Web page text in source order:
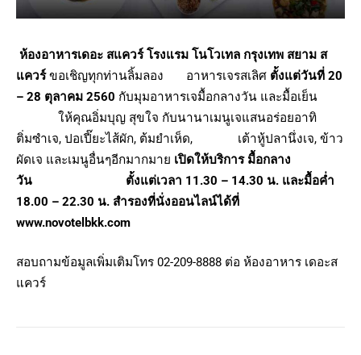
ห้องอาหารเดอะ สแควร์ โรงแรม โนโวเทล กรุงเทพ สยาม ส
แควร์ขอเชิญทุกท่านลิ้มลอง อาหารเจรสเลิศ ตั้งแต่วันที่ 20
– 28 ตุลาคม 2560 กับมุมอาหารเจมื้อกลางวัน และมื้อเย็น
ให้คุณอิ่มบุญ สุขใจ กับนานาเมนูเจแสนอร่อยอาทิ
ติ่มซำเจ, ปอเปี๊ยะไส้ผัก, ต้มยำเห็ด, เต้าหู้ปลานึ่งเจ, ข้าว
ผัดเจ และเมนูอื่นๆอีกมากมาย เปิดให้บริการ มื้อกลาง
วัน ตั้งแต่เวลา 11.30 – 14.30 น. และมื้อค่ำ
18.00 – 22.30 น. สำรองที่นั่งออนไลน์ได้ที่
www.novotelbkk.com
สอบถามข้อมูลเพิ่มเติมโทร 02-209-8888 ต่อ ห้องอาหาร เดอะส
แควร์